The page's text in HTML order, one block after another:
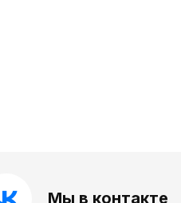
Мы в контакте